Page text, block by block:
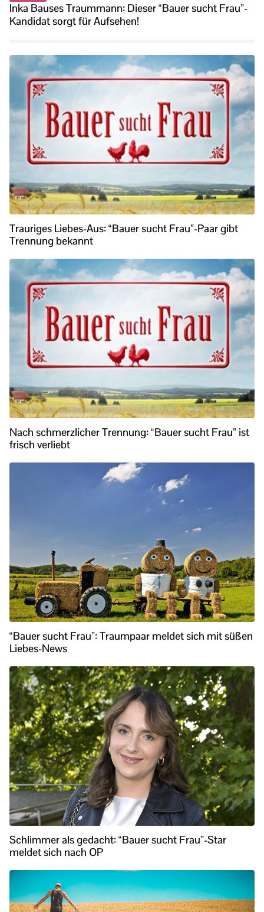
Inka Bauses Traummann: Dieser “Bauer sucht Frau”-
Kandidat sorgt für Aufsehen!
Trauriges Liebes-Aus: “Bauer sucht Frau”-Paar gibt
Trennung bekannt
Nach schmerzlicher Trennung: “Bauer sucht Frau” ist
frisch verliebt
“Bauer sucht Frau”: Traumpaar meldet sich mit süßen
Liebes-News
Schlimmer als gedacht: “Bauer sucht Frau”-Star
meldet sich nach OP